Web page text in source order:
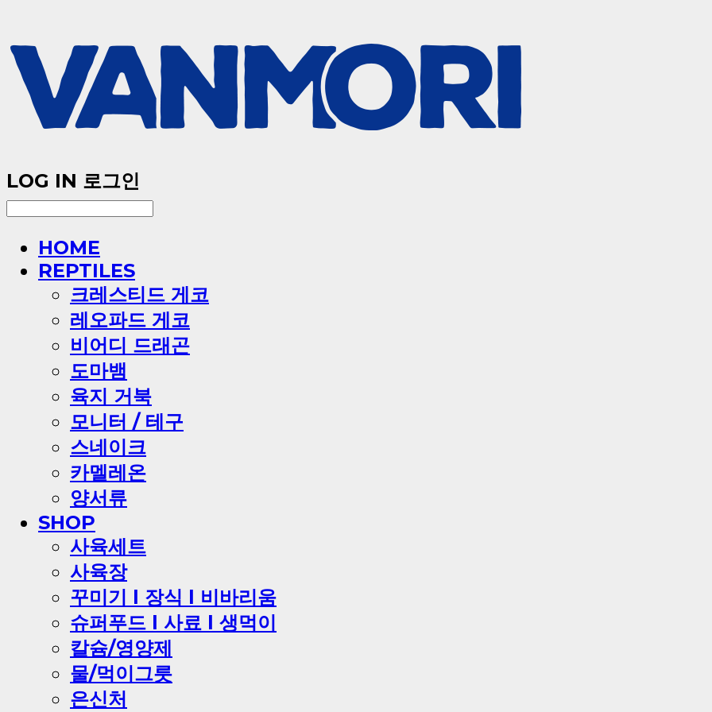
LOG IN 로그인
HOME
REPTILES
크레스티드 게코
레오파드 게코
비어디 드래곤
도마뱀
육지 거북
모니터 / 테구
스네이크
카멜레온
양서류
SHOP
사육세트
사육장
꾸미기 l 장식 l 비바리움
슈퍼푸드 l 사료 l 생먹이
칼슘/영양제
물/먹이그릇
은신처